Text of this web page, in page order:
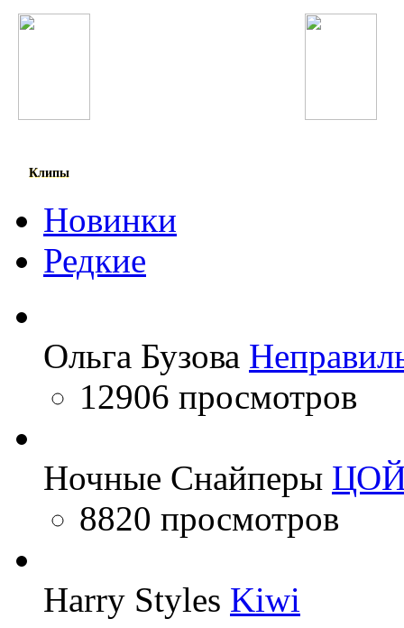
Клипы
Новинки
Редкие
Ольга Бузова
12906 просмотров
Ночные Снайперы
8820 просмотров
Harry Styles Kiwi